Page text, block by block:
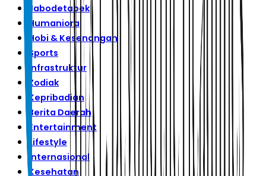
Jabodetabek
Humaniora
Hobi & Kesenangan
Sports
Infrastruktur
Zodiak
Kepribadian
Berita Daerah
Entertainment
Lifestyle
Internasional
Kesehatan